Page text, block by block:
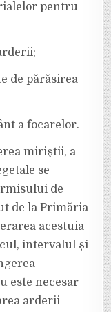
pentru
de părăsirea
a focarelor.
miriştii, a
se
de
de la Primăria
acestuia
intervalul și
este necesar
arderii